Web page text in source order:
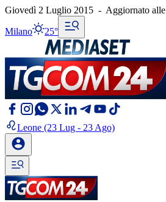
Giovedì 2 Luglio 2015 - Aggiornato alle
Milano 25°
Leone (23 Lug - 23 Ago)